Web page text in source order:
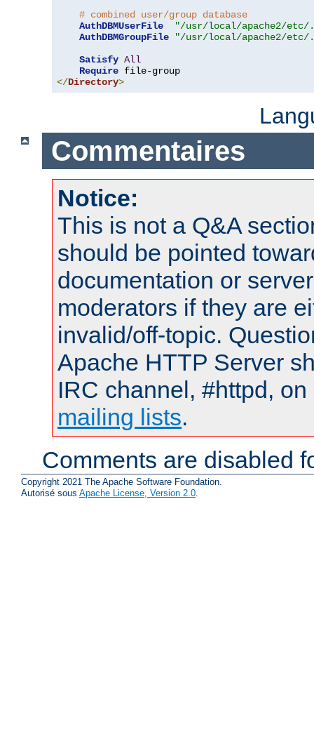
# combined user/group database
AuthDBMUserFile
"/usr/local/apache2/etc/
AuthDBMGroupFile
"/usr/local/apache2/etc/
Satisfy All
Require
</Directory>
Commentaires
Notice:
This is not a Q&A
should be pointed
documentation or
moderators if they are
invalid/off-topic.
Apache HTTP Server
IRC channel, #httpd,
mailing lists.
Comments are disabled
Copyright 2021 The Apache Software Foundation.
Autorisé sous Apache License, Version 2.0.